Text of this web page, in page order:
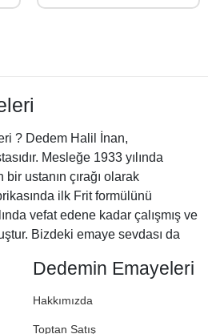
? Dedem Halil İnan,
Mesleğe 1933 yılında
bir ustanın çırağı olarak
ilk Frit formülünü
vefat edene kadar çalışmış ve
Bizdeki emaye sevdası da
Dedemin Emayeleri
Hakkımızda
Toptan Satış